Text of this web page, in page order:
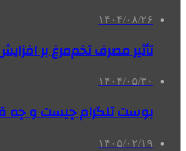
۱۴۰۴/۰۸/۲۶
تأثیر مصرف تخم‌مرغ بر
۱۴۰۴/۰۵/۳۰
بوست تلگرام چیست و چه
۱۴۰۵/۰۲/۱۹